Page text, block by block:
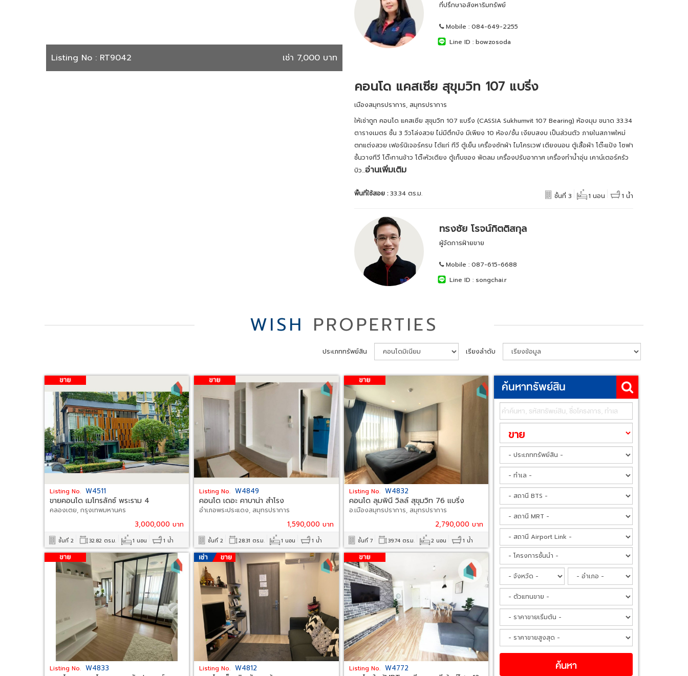
ที่ปรึกษาอสังหาริมทรัพย์
Mobile :084-649-2255
Line ID :bowzosoda
Listing No : RT9042 เช่า 7,000 บาท
คอนโด แคสเซีย สุขุมวิท 107 แบริ่ง
เมืองสมุทรปราการ, สมุทรปราการ
ให้เช่าถูก คอนโด แคสเซีย สุขุมวิท 107 แบริ่ง (CASSIA Sukhumvit 107 Bearing) ห้องมุม ขนาด 33.34
ตารางเมตร ชั้น 3 วิวโล่งสวย ไม่มีตึกบัง มีเพียง 10 ห้อง/ชั้น เงียบสงบ เป็นส่วนตัว ภายในสภาพใหม่
ตกแต่งสวย เฟอร์นิเจอร์ครบ ได้แก่ ทีวี ตู้เย็น เครื่องซักผ้า ไมโครเวฟ เตียงนอน ตู้เสื้อผ้า โต๊ะแป้ง โซฟา
ชั้นวางทีวี โต๊ะทานข้าว โต๊ะหัวเตียง ตู้เก็บของ พัดลม เครื่องปรับอากาศ เครื่องทำน้ำอุ่น เคาน์เตอร์ครัว
บิว...อ่านเพิ่มเติม
พื้นที่ใช้สอย :33.34 ตร.ม. ชั้นที่ 3 1 นอน 1 น้ำ
ทรงชัย โรจน์กิตติสกุล
ผู้จัดการฝ่ายขาย
Mobile :087-615-6688
Line ID : songchai.r
WISH PROPERTIES
ประเภททรัพย์สิน เรียงลำดับ
Listing No. W4511
ขายคอนโด เมโทรลักซ์ พระราม 4
คลองเตย, กรุงเทพมหานคร
3,000,000 บาท
ชั้นที่ 2 32.82 ตร.ม. 1 นอน 1 น้ำ
Listing No. W4849
คอนโด เดอะ คาบาน่า สำโรง
อำเภอพระประแดง, สมุทรปราการ
1,590,000 บาท
ชั้นที่ 2 28.31 ตร.ม. 1 นอน 1 น้ำ
Listing No. W4832
คอนโด ลุมพินี วิลล์ สุขุมวิท 76 แบริ่ง
อ.เมืองสมุทรปราการ, สมุทรปราการ
2,790,000 บาท
ชั้นที่ 7 39.74 ตร.ม. 2 นอน 1 น้ำ
Listing No. W4833 Listing No. W4812 Listing No. W4772
ค้นหาทรัพย์สิน